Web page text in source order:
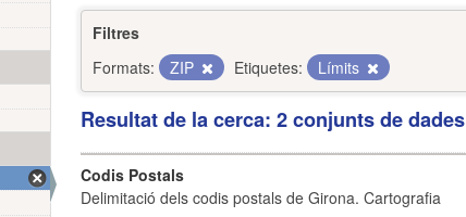
Filtres
Formats:
ZIP Etiquetes: Límits
Resultat de la cerca: 2 conjunts de dades
Codis Postals
Delimitació dels codis postals de Girona. Cartografia